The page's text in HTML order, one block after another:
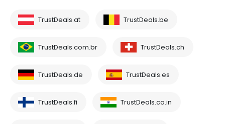
TrustDeals.at TrustDeals.be
TrustDeals.com.br TrustDeals.ch
TrustDeals.de TrustDeals.es
TrustDeals.fi TrustDeals.co.in